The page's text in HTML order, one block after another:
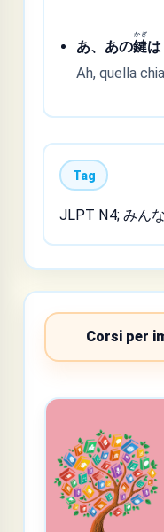
あ、あの鍵
かぎ
Ah, quella
Tag
JLPT N4; みん
Corsi per